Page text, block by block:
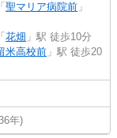
「 聖マリア病院前 」
「 花畑 」駅 徒歩10分
米高校前 」駅 徒歩20
年)